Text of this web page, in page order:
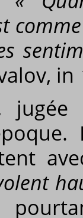
in